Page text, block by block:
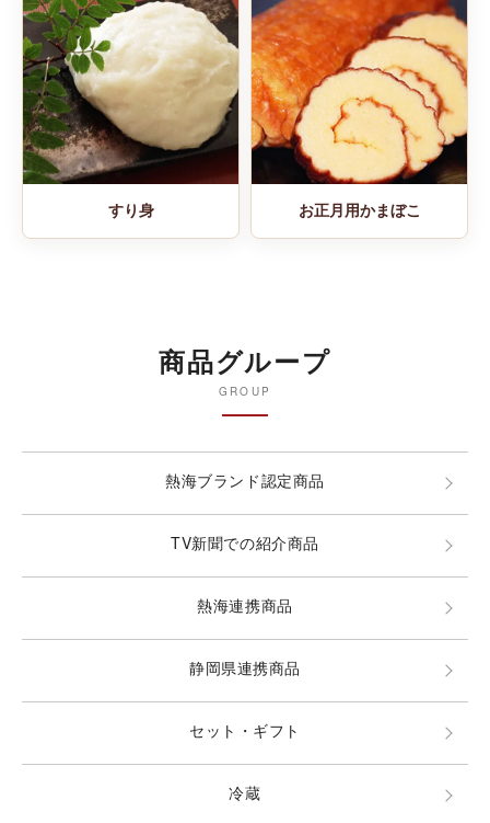
すり身 お正月用かまぼこ
商品グループ
GROUP
熱海ブランド認定商品
TV新聞での紹介商品
熱海連携商品
静岡県連携商品
セット・ギフト
冷蔵